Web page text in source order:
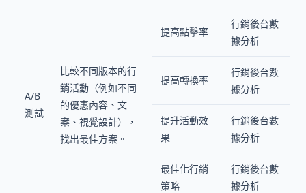
A/B
測試
比較不同版本的行
銷活動（例如不同
的優惠內容、文
案、視覺設計），
找出最佳方案。
提高點擊率
行銷後台數
據分析
提高轉換率
行銷後台數
據分析
提升活動效
果
行銷後台數
據分析
最佳化行銷
策略
行銷後台數
據分析